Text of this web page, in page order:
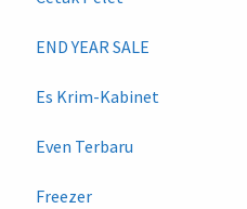
END YEAR SALE
Es Krim-Kabinet
Even Terbaru
Freezer